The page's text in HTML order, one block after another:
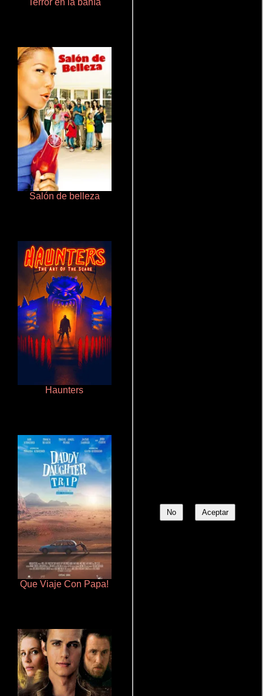
No Aceptar
Terror en la bahía
Salón de belleza
Haunters
Que Viaje Con Papa!